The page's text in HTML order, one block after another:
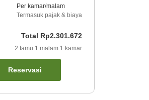
Per kamar/malam
Termasuk pajak & biaya
Total Rp2.301.672
2 tamu 1 malam 1 kamar
Reservasi